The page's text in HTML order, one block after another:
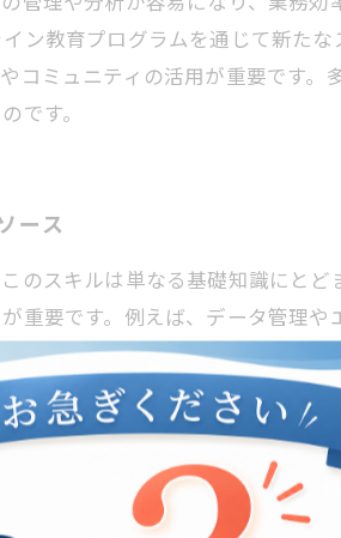
ン教育プログラムを通じて新た
コミュニティの活用が重要です
です。
ース
のスキルは単なる基礎知識にと
重要です。例えば、データ管理
とで、チームとの連携もスムー
、就労支援に関わる皆さんが自
、実践的なスキルを効率よく学